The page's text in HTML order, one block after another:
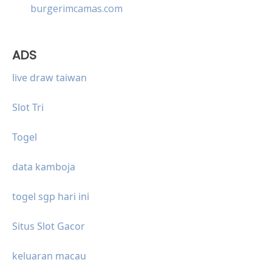
burgerimcamas.com
ADS
live draw taiwan
Slot Tri
Togel
data kamboja
togel sgp hari ini
Situs Slot Gacor
keluaran macau